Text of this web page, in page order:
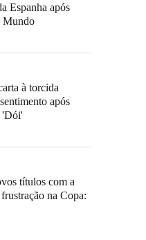
Espanha após
Mundo
à torcida
após
'Dói'
títulos com a
na Copa: